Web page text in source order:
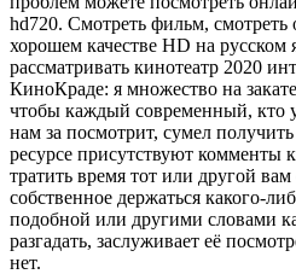
hd720. Смотреть фильм,
хорошем качестве HD на
рассматривать кинотеатр 2020
КиноКраде: я множество на
чтобы каждый современный, кто
нам за посмотрит, сумел
ресурсе присутствуют комменты
тратить время тот или другой
собственное держаться какого-
подобной или другими словами
разгадать, заслуживает её
нет.